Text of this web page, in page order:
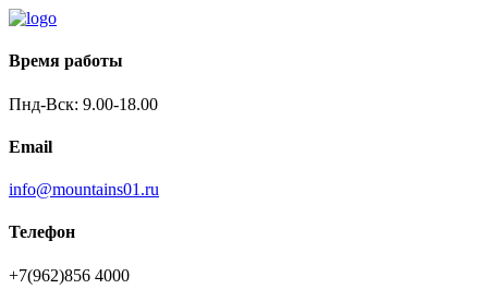
Время работы
Пнд-Вск: 9.00-18.00
Email
info@mountains01.ru
Телефон
+7(962)856 4000